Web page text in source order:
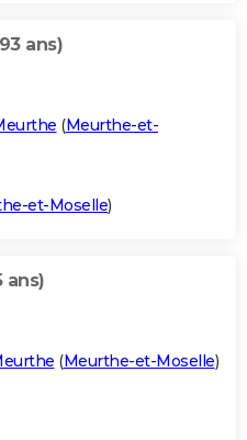
ans)
(Meurthe-et-
et-Moselle)
ans)
(Meurthe-et-Moselle)